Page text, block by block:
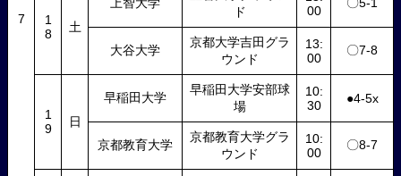
7
1
8
土
上智大学
ド
00
〇5-1
大谷大学
京都大学吉田グラ
ウンド
13:
00
〇7-8
1
9
日
早稲田大学
早稲田大学安部球
場
10:
30
●4-5x
京都教育大学
京都教育大学グラ
ウンド
10:
00
〇8-7